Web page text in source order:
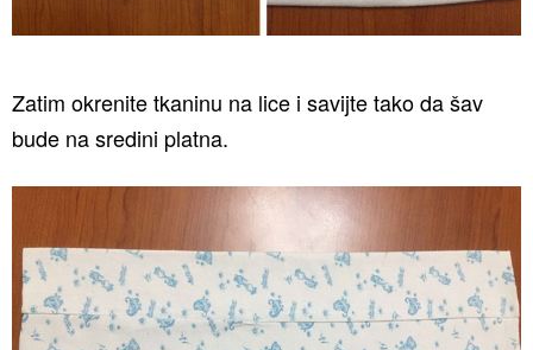
Zatim okrenite tkaninu na lice i savijte tako da šav
bude na sredini platna.